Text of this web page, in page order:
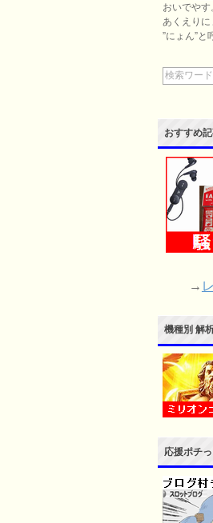
おいでやす
あくえりに
”にょん”と
おすすめ
→
機種別 解
応援ポチ